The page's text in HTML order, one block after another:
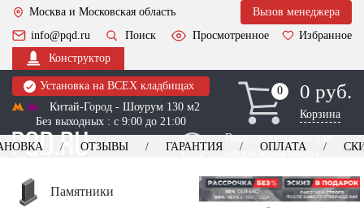
Москва и Московская область
Вызов менеджера
info@pqd.ru
Поиск Просмотренное
Избранное
Конструктор
Установка на ВСЕХ кладбищах
Китай-Город - Шоурум 130 м2
Без выходных : с 9:00 до 21:00
0
0 0 руб.
Корзина
Выезд менеджера для
оформления заказа
+7 (495) 518-44-23
ОТЗЫВЫ ГАРАНТИЯ ОПЛАТА
Памятники